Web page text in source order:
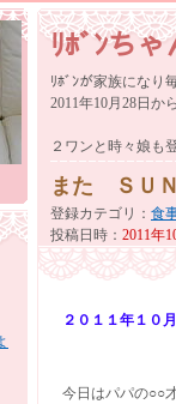
ﾘﾎﾞﾝち
ﾘﾎﾞﾝが家族になり
2011年10月28日か
２ワンと時々娘も
また ＳＵ
登録カテゴリ ： 食
投稿日時 ： 2011年
２０１１年１０
今日はパパの○○